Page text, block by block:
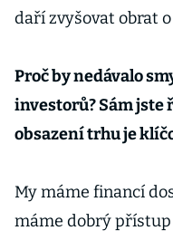
daří zvyšovat obrat
Proč by nedávalo
investorů? Sám jste
obsazení trhu je
My máme financí
máme dobrý